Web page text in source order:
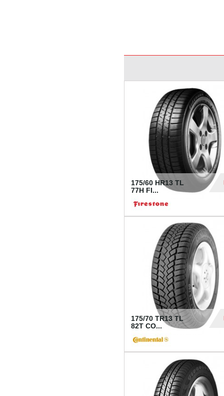
175/60 HR13 TL
77H FI...
175/70 TR13 TL
82T CO...